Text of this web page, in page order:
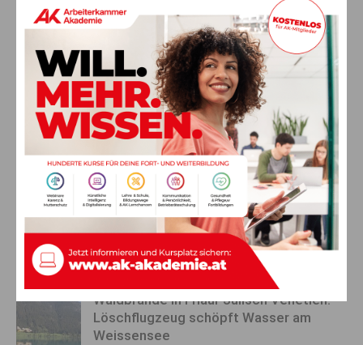
Herzliche Einladung zum Gasthaussingen (c) Männerdoppelsextett Klagenfurt
Vorheriger Artikel
CRUX – Ausstellung, Lesung
und Musik im GailtalMuseum
Schloss Möderndorf
Nächster Artikel
Fit für den Bergsommer? –
Komm ins Sölle Sport-
Paradies!
AKTUELLES
Waldbrände in Friaul-Julisch Venetien:
Löschflugzeug schöpft Wasser am
Weissensee